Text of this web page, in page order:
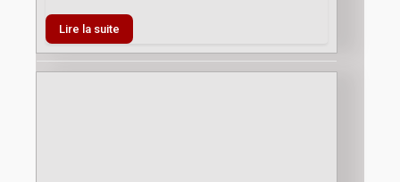
Lire la suite